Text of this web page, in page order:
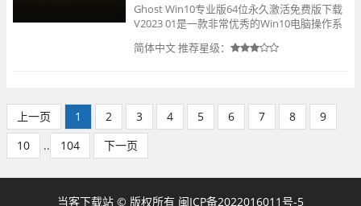
Ghost Win10专业版64位永久激活免费版下载
V2023 01是一款非常优秀的Win10电脑操作系
点！集成最新更新补丁，万能的驱动程序，下
简体中文推荐星级：
上一页 1 2 3 4 5 6 7 8
9
10
.. 104 下一页
当客下载站 © 版权所有 闽ICP备2022016011号-5